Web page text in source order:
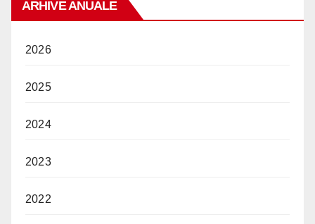
ARHIVE ANUALE
2026
2025
2024
2023
2022